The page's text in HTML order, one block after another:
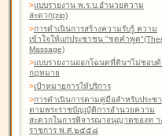
>แบบรายงาน พ.ร.บ.อำนวยความ
สะดวก(zip)
>การดำเนินการสร้างความรับรู้ ความ
เข้าใจให้แก่ประชาชน "ชุดคำพูด
Massage)
>แบบรายงานออกโฉนดที่ดินฯไม่ชอบด้
กฎหมาย
>เป้าหมายการให้บริการ
>การดำเนินการตามคู่มือสำหรับประช
ตามพระราชบัญญัติการอำนวยความ
สะดวกในการพิจารณาอนุญาตของท า
ราชการ พ.ศ.๒๕๕๘